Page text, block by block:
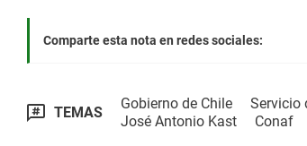
Comparte esta nota en redes sociales:
TEMAS
Gobierno de Chile
Servicio
José Antonio Kast
Conaf